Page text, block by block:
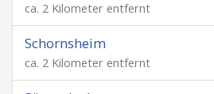
ca. 2 Kilometer entfernt
Schornsheim
ca. 2 Kilometer entfernt